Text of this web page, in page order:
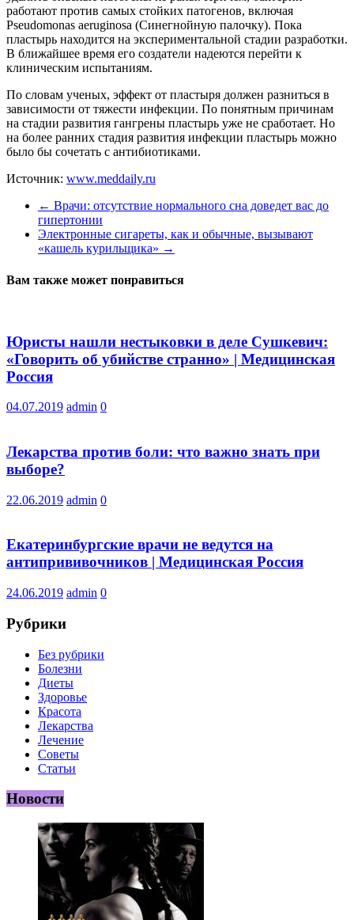
работают против самых стойких патогенов, включая
Pseudomonas aeruginosa (Синегнойную палочку). Пока
пластырь находится на экспериментальной стадии разработки.
В ближайшее время его создатели надеются перейти к
клиническим испытаниям.
По словам ученых, эффект от пластыря должен разниться в
зависимости от тяжести инфекции. По понятным причинам
на стадии развития гангрены пластырь уже не сработает. Но
на более ранних стадия развития инфекции пластырь можно
было бы сочетать с антибиотиками.
Источник: www.meddaily.ru
← Врачи: отсутствие нормального сна доведет вас до
гипертонии
Электронные сигареты, как и обычные, вызывают
«кашель курильщика» →
Вам также может понравиться
Юристы нашли нестыковки в деле Сушкевич:
«Говорить об убийстве странно» | Медицинская
Россия
04.07.2019 admin 0
Лекарства против боли: что важно знать при
выборе?
22.06.2019 admin 0
Екатеринбургские врачи не ведутся на
антипрививочников | Медицинская Россия
24.06.2019 admin 0
Рубрики
Без рубрики
Болезни
Диеты
Здоровье
Красота
Лекарства
Лечение
Советы
Статьи
Новости